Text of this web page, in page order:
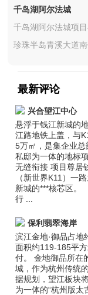
千岛湖阿尔法城
千岛湖阿尔法城项
珍珠半岛青溪大道
最新评论
兴合望江中心
悬浮于钱江新城的
江路地铁上盖，与
5万㎡，是集企业
私邸为一体的地标
无缝衔接 项目尊居
（新世界K11）一
新城的***核芯区。
行 ...
保利翡翠海岸
滨江金地·御品占
面积约119-185平
付。 金地御品所在
城，作为杭州传统
据规划，望江板块
为一体的“杭州版太